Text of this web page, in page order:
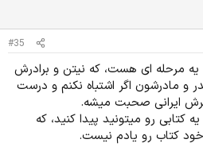
#35
گیم آنچارتد ۴ هم، یه مرحله ای هست، که نیتن و برادرش
و مادرشون اگر اشتباه نکنم و درست
فرش ایرانی صحبت میشه.
کتابی رو میتونید پیدا کنید، که
کتاب رو یادم نیست.